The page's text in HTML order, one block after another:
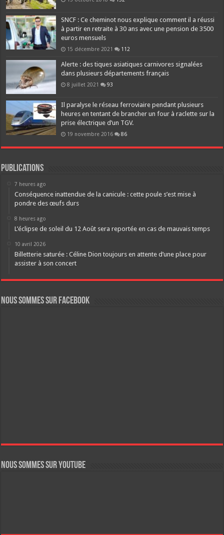
SNCF : Ce cheminot nous explique comment il a réussi
à partir en retraite à 30 ans avec une pension de 3500
euros mensuels
15 décembre 2021 112
Alerte : des tiques asiatiques carnivores signalées
dans plusieurs départements français
8 juillet 2021 93
Il paralyse le réseau ferroviaire pendant plusieurs
heures en tentant de brancher un four à raclette sur la
prise électrique d’un TGV.
19 novembre 2016 86
Publications
7 heures ago
Conséquence inattendue de la canicule : cette poule s’est mise à
pondre des œufs durs
8 heures ago
L’éclipse de soleil du 12 Août sera reportée en cas de mauvais temps
10 avril 2026
Billetterie saturée : Céline Dion toujours en attente d’une place pour
assister à son concert
Nous sommes sur FaceBook
Nous sommes sur YouTube